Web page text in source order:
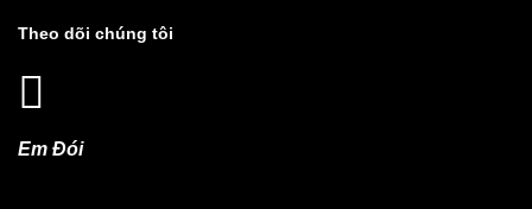
Theo dõi chúng tôi
Em Đói